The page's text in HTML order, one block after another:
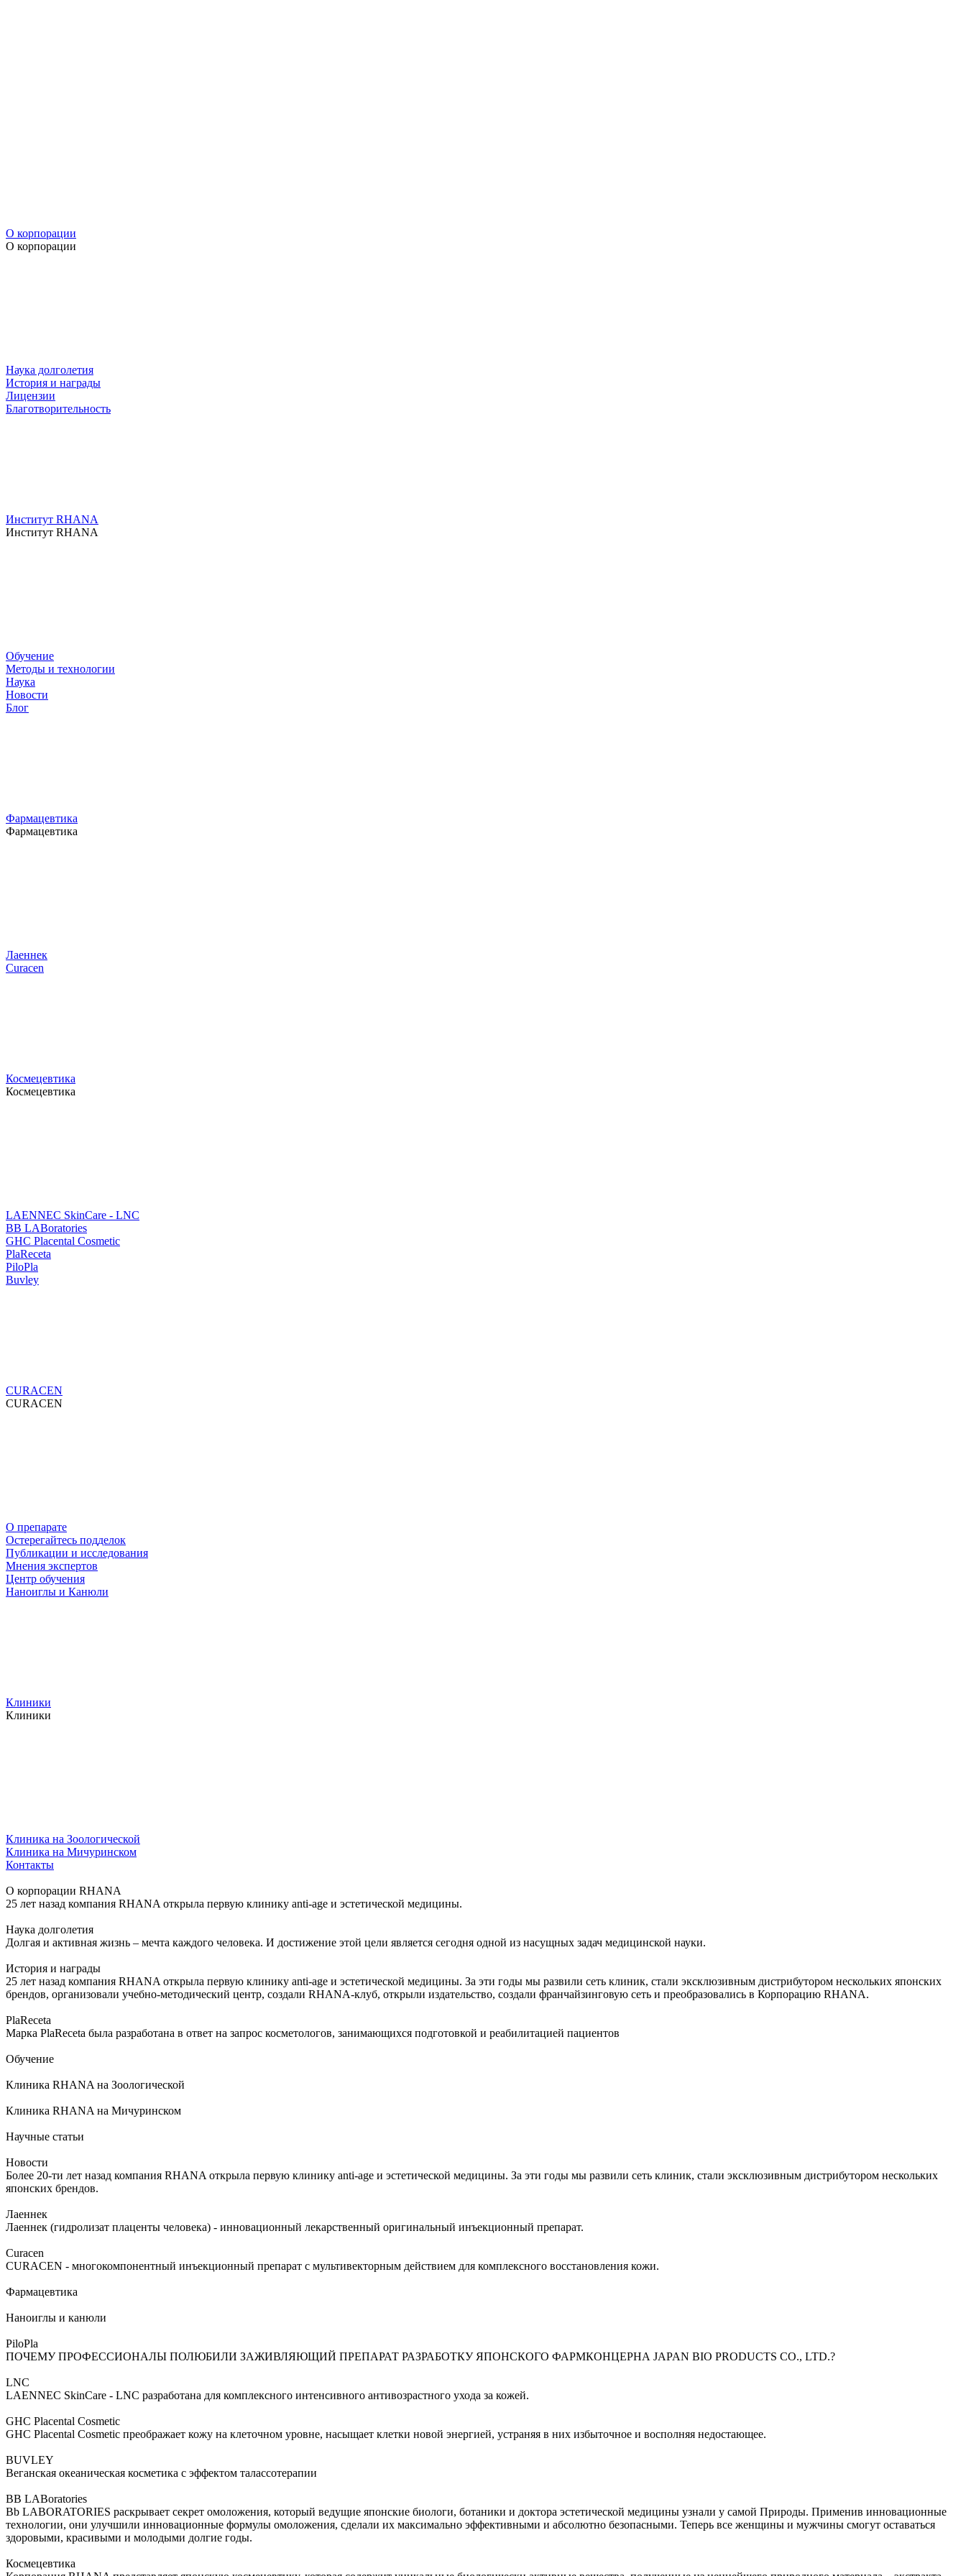
О корпорации
О корпорации
Наука долголетия
История и награды
Лицензии
Благотворительность
Институт RHANA
Институт RHANA
Обучение
Методы и технологии
Наука
Новости
Блог
Фармацевтика
Фармацевтика
Лаеннек
Curacen
Космецевтика
Космецевтика
LAENNEC SkinCare - LNC
BB LABoratories
GHC Placental Cosmetic
PlaReceta
PiloPla
Buvley
CURACEN
CURACEN
О препарате
Остерегайтесь подделок
Публикации и исследования
Мнения экспертов
Центр обучения
Наноиглы и Канюли
Клиники
Клиники
Клиника на Зоологической
Клиника на Мичуринском
Контакты
О корпорации RHANA
25 лет назад компания RHANA открыла первую клинику anti-age и эстетической медицины.
Наука долголетия
Долгая и активная жизнь – мечта каждого человека. И достижение этой цели является сегодня одной из насущных задач медицинской науки.
История и награды
25 лет назад компания RHANA открыла первую клинику anti-age и эстетической медицины. За эти годы мы развили сеть клиник, стали эксклюзивным дистрибутором нескольких японских
брендов, организовали учебно-методический центр, создали RHANA-клуб, открыли издательство, создали франчайзинговую сеть и преобразовались в Корпорацию RHANA.
PlaReceta
Марка PlaReceta была разработана в ответ на запрос косметологов, занимающихся подготовкой и реабилитацией пациентов
Обучение
Клиника RHANA на Зоологической
Клиника RHANA на Мичуринском
Научные статьи
Новости
Более 20-ти лет назад компания RHANA открыла первую клинику anti-age и эстетической медицины. За эти годы мы развили сеть клиник, стали эксклюзивным дистрибутором нескольких
японских брендов.
Лаеннек
Лаеннек (гидролизат плаценты человека) - инновационный лекарственный оригинальный инъекционный препарат.
Curacen
CURACEN - многокомпонентный инъекционный препарат с мультивекторным действием для комплексного восстановления кожи.
Фармацевтика
Наноиглы и канюли
PiloPla
ПОЧЕМУ ПРОФЕССИОНАЛЫ ПОЛЮБИЛИ ЗАЖИВЛЯЮЩИЙ ПРЕПАРАТ РАЗРАБОТКУ ЯПОНСКОГО ФАРМКОНЦЕРНА JAPAN BIO PRODUCTS CO., LTD.?
LNC
LAENNEC SkinCare - LNC разработана для комплексного интенсивного антивозрастного ухода за кожей.
GHC Placental Cosmetic
GHC Placental Cosmetic преображает кожу на клеточном уровне, насыщает клетки новой энергией, устраняя в них избыточное и восполняя недостающее.
BUVLEY
Веганская океаническая косметика с эффектом талассотерапии
BB LABoratories
Bb LABORATORIES раскрывает секрет омоложения, который ведущие японские биологи, ботаники и доктора эстетической медицины узнали у самой Природы. Применив инновационные
технологии, они улучшили инновационные формулы омоложения, сделали их максимально эффективными и абсолютно безопасными. Теперь все женщины и мужчины смогут оставаться
здоровыми, красивыми и молодыми долгие годы.
Космецевтика